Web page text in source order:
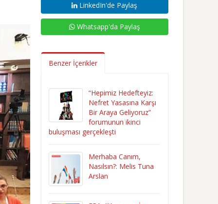
LinkedIn'de Paylaş
Whatsapp'da Paylaş
Benzer İçerikler
“Hepimiz Hedefteyiz:
Nefret Yasasına Karşı
Bir Araya Geliyoruz”
forumunun ikinci
buluşması gerçekleşti
Merhaba Canım,
Nasılsın?: Melis Tuna
Arslan